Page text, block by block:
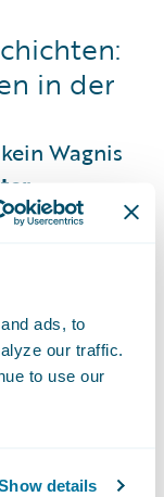
ads, to
our traffic.
to use our
details
in der
Wagnis
Realität
Belgiumist
Das